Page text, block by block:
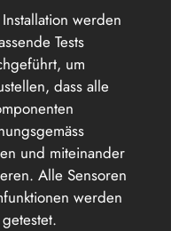
werden
Tests
um
dass alle
und miteinander
Alle Sensoren
werden
getestet.